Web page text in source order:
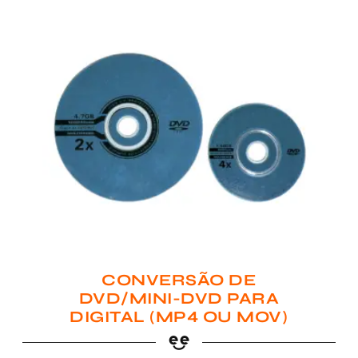
CONVERSÃO DE
DVD/MINI-DVD PARA
DIGITAL (MP4 OU MOV)